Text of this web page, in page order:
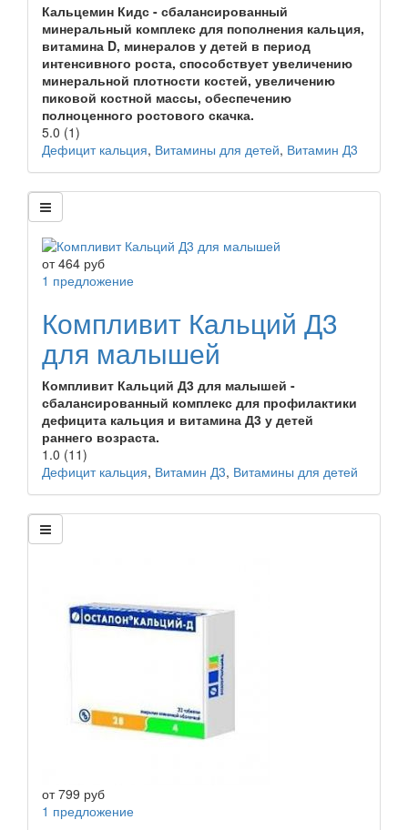
Кальцемин Кидс - сбалансированный
минеральный комплекс для пополнения кальция,
витамина D, минералов у детей в период
интенсивного роста, способствует увеличению
минеральной плотности костей, увеличению
пиковой костной массы, обеспечению
полноценного ростового скачка.
5.0 (1)
Дефицит кальция, Витамины для детей, Витамин Д3
от464 руб
1 предложение
Компливит Кальций Д3
для малышей
Компливит Кальций Д3 для малышей -
сбалансированный комплекс для профилактики
дефицита кальция и витамина Д3 у детей
раннего возраста.
1.0 (11)
Дефицит кальция, Витамин Д3, Витамины для детей
от799 руб
1 предложение